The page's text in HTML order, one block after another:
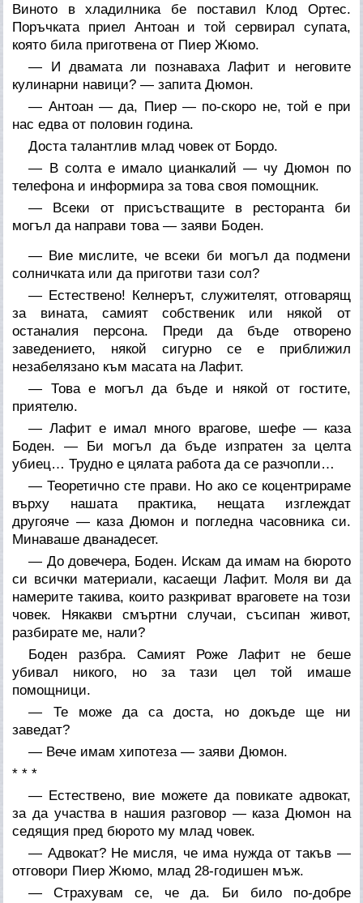
Виното в хладилника бе поставил Клод Ортес.
Поръчката приел Антоан и той сервирал супата,
която била приготвена от Пиер Жюмо.
— И двамата ли познаваха Лафит и неговите
кулинарни навици? — запита Дюмон.
— Антоан — да, Пиер — по-скоро не, той е при
нас едва от половин година.
Доста талантлив млад човек от Бордо.
— В солта е имало цианкалий — чу Дюмон по
телефона и информира за това своя помощник.
— Всеки от присъстващите в ресторанта би
могъл да направи това — заяви Боден.
— Вие мислите, че всеки би могъл да подмени
солничката или да приготви тази сол?
— Естествено! Келнерът, служителят, отговарящ
за вината, самият собственик или някой от
останалия персона. Преди да бъде отворено
заведението, някой сигурно се е приближил
незабелязано към масата на Лафит.
— Това е могъл да бъде и някой от гостите,
приятелю.
— Лафит е имал много врагове, шефе — каза
Боден. — Би могъл да бъде изпратен за целта
убиец… Трудно е цялата работа да се разчопли…
— Теоретично сте прави. Но ако се коцентрираме
върху нашата практика, нещата изглеждат
другояче — каза Дюмон и погледна часовника си.
Минаваше дванадесет.
— До довечера, Боден. Искам да имам на бюрото
си всички материали, касаещи Лафит. Моля ви да
намерите такива, които разкриват враговете на този
човек. Някакви смъртни случаи, съсипан живот,
разбирате ме, нали?
Боден разбра. Самият Роже Лафит не беше
убивал никого, но за тази цел той имаше
помощници.
— Те може да са доста, но докъде ще ни
заведат?
— Вече имам хипотеза — заяви Дюмон.
* * *
— Естествено, вие можете да повикате адвокат,
за да участва в нашия разговор — каза Дюмон на
седящия пред бюрото му млад човек.
— Адвокат? Не мисля, че има нужда от такъв —
отговори Пиер Жюмо, млад 28-годишен мъж.
— Страхувам се, че да. Би било по-добре